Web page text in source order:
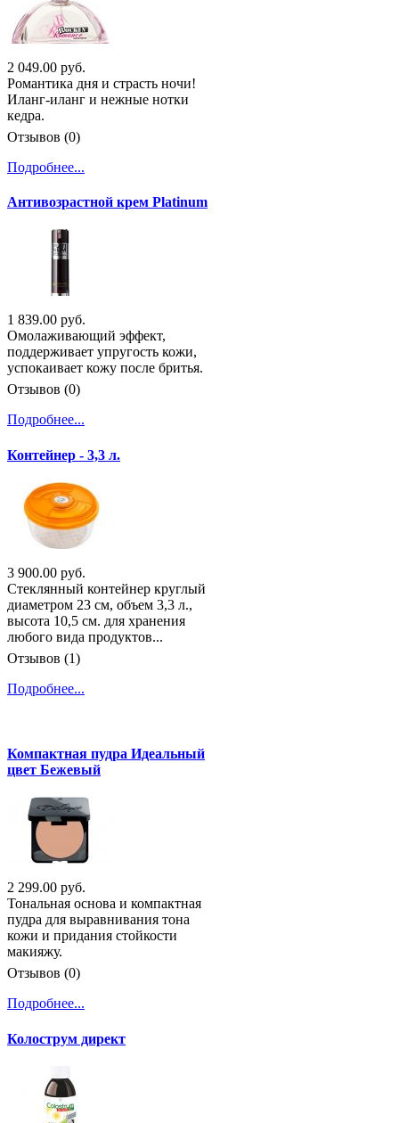
2 049.00 руб.
Романтика дня и страсть ночи!
Иланг-иланг и нежные нотки
кедра.
Отзывов (0)
Подробнее...
Антивозрастной крем Platinum
1 839.00 руб.
Омолаживающий эффект,
поддерживает упругость кожи,
успокаивает кожу после бритья.
Отзывов (0)
Подробнее...
Контейнер - 3,3 л.
3 900.00 руб.
Стеклянный контейнер круглый
диаметром 23 см, объем 3,3 л.,
высота 10,5 см. для хранения
любого вида продуктов...
Отзывов (1)
Подробнее...
Компактная пудра Идеальный
цвет Бежевый
2 299.00 руб.
Тональная основа и компактная
пудра для выравнивания тона
кожи и придания стойкости
макияжу.
Отзывов (0)
Подробнее...
Колострум директ